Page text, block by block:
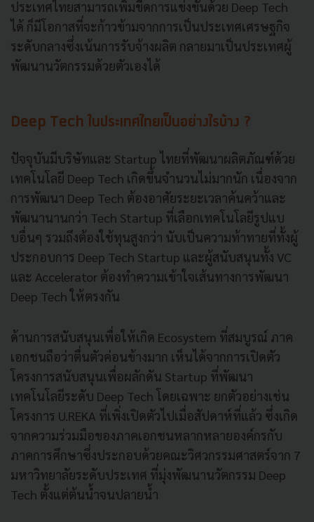
ประเทศไทยสามารถเพิ่มขีดการแข่งขันด้วย Deep Tech
ได้ ก็มีโอกาสที่จะก้าวข้ามจากการเป็นประเทศเศรษฐกิจ
ระดับกลางซึ่งเน้นการรับจ้างผลิต กลายมาเป็นประเทศผู้
พัฒนานวัตกรรมด้วยตัวเองได้
Deep Tech ในประเทศไทยเป็นอย่างไรบ้าง ?
ปัจจุบันมีบริษัทและ Startup ไทยที่พัฒนาผลิตภัณฑ์ด้วย
เทคโนโลยี Deep Tech เกิดขึ้นจำนวนไม่มากนัก เนื่องจาก
การพัฒนา Deep Tech ต้องอาศัยระยะเวลาค้นคว้าและ
พัฒนานานกว่า Tech Startup ที่เลือกเทคโนโลยีรูปแบ
บอื่นๆ รวมถึงต้องใช้ทุนสูงกว่า นับเป็นความท้าทายที่ทั้งผู้
ประกอบการ Deep Tech Startup และผู้สนับสนุนทั้ง VC
และ Accelerator ต้องทำความเข้าใจเส้นทางการพัฒนา
Deep Tech ให้ตรงกัน
ด้านการสนับสนุนเพื่อให้เกิด Ecosystem ที่สมบูรณ์ ภาค
เอกชนถือว่าตื่นตัวค่อนข้างมาก เห็นได้จากการเปิดตัว
โครงการสนับสนุนเพื่อผลักดัน Startup ที่พัฒนา
เทคโนโลยีระดับ Deep Tech โดยเฉพาะ ยกตัวอย่างเช่น
โครงการ U.REKA ที่เพิ่งเปิดตัวไปเมื่อสัปดาห์ที่แล้ว ซึ่งเกิด
จากความร่วมมือของภาคเอกชนหลากหลายองค์กรกับ
ภาคการศึกษาซึ่งประกอบด้วยคณะวิศวกรรมศาสตร์จาก 7
มหาวิทยาลัยระดับประเทศ ที่มุ่งพัฒนานวัตกรรม Deep
Tech ตั้งแต่ต้นน้ำจนปลายน้ำ